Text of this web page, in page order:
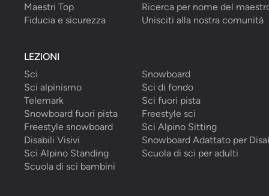
Maestri Top
Ricerca per nome del
Fiducia e sicurezza
Unisciti alla nostra comunità
LEZIONI
Sci
Snowboard
Sci alpinismo
Sci di fondo
Telemark
Sci fuori pista
Snowboard fuori pista
Freestyle sci
Freestyle snowboard
Sci Alpino Sitting
Disabili Visivi
Snowboard Adattato per
Sci Alpino Standing
Scuola di sci per adulti
Scuola di sci bambini